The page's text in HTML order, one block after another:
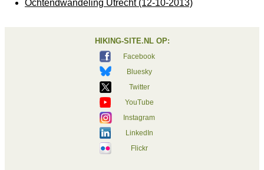
Ochtendwandeling Utrecht (12-10-2013)
HIKING-SITE.NL OP:
Facebook
Bluesky
Twitter
YouTube
Instagram
LinkedIn
Flickr